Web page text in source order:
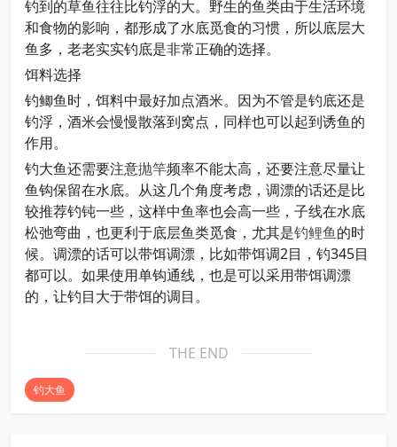
钓到的草鱼往往比钓浮的大。野生的鱼类由于生活环境
和食物的影响，都形成了水底觅食的习惯，所以底层大
鱼多，老老实实钓底是非常正确的选择。
饵料选择
钓鲫鱼时，饵料中最好加点酒米。因为不管是钓底还是
钓浮，酒米会慢慢散落到窝点，同样也可以起到诱鱼的
作用。
钓大鱼还需要注意抛竿频率不能太高，还要注意尽量让
鱼钩保留在水底。从这几个角度考虑，调漂的话还是比
较推荐钓钝一些，这样中鱼率也会高一些，子线在水底
松弛弯曲，也更利于底层鱼类觅食，尤其是钓鲤鱼的时
候。调漂的话可以带饵调漂，比如带饵调2目，钓345目
都可以。如果使用单钩通线，也是可以采用带饵调漂
的，让钓目大于带饵的调目。
THE END
钓大鱼